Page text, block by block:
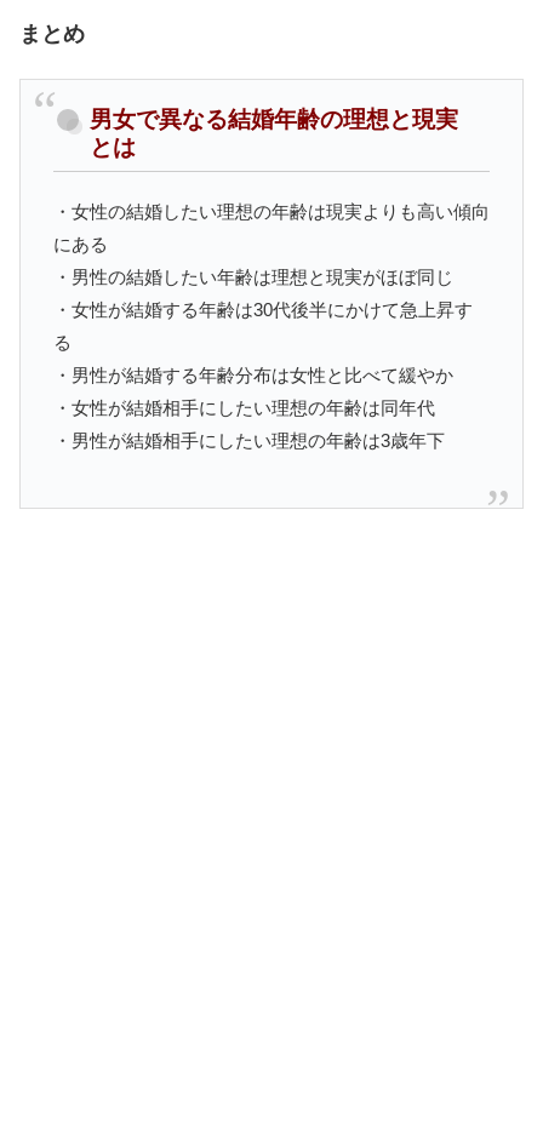
まとめ
男女で異なる結婚年齢の理想と現実
とは
・女性の結婚したい理想の年齢は現実よりも高い傾向
にある
・男性の結婚したい年齢は理想と現実がほぼ同じ
・女性が結婚する年齢は30代後半にかけて急上昇す
る
・男性が結婚する年齢分布は女性と比べて緩やか
・女性が結婚相手にしたい理想の年齢は同年代
・男性が結婚相手にしたい理想の年齢は3歳年下